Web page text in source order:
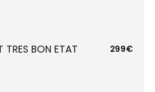
TRES BON ETAT 299€